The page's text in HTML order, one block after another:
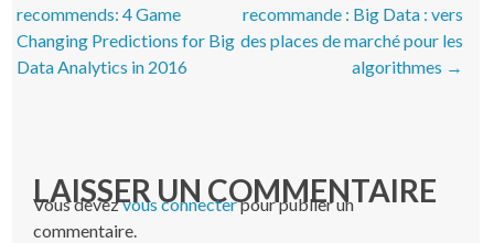
recommends: 4 Game
Changing Predictions for Big
Data Analytics in 2016
recommande : Big Data : vers
des places de marché pour les
algorithmes →
LAISSER UN COMMENTAIRE
Vous devezvous connecterpour publier un
commentaire.